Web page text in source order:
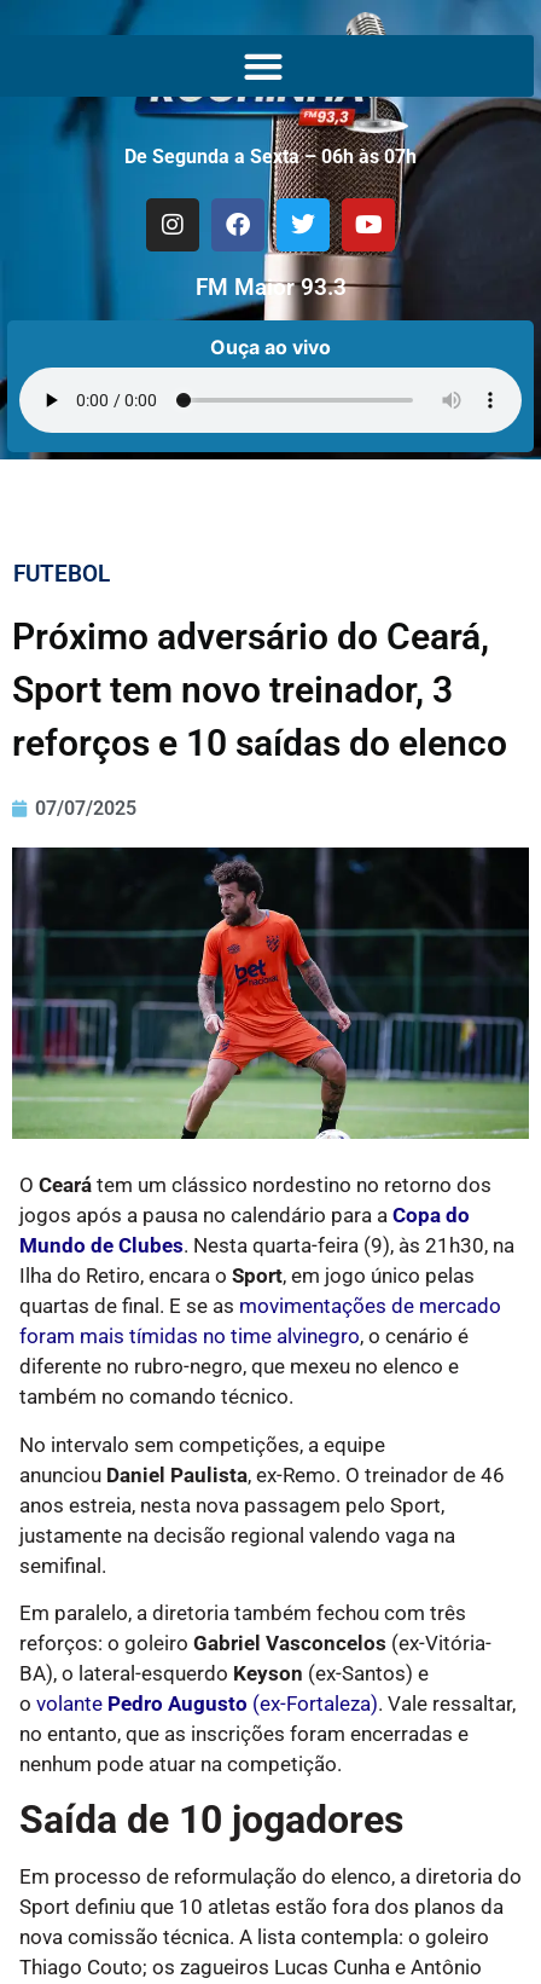
De Segunda a Sexta – 06h às 07h
FM Maior 93.3
Ouça ao vivo
FUTEBOL
Próximo adversário do Ceará,
Sport tem novo treinador, 3
reforços e 10 saídas do elenco
07/07/2025
O Ceará tem um clássico nordestino no retorno dos
jogos após a pausa no calendário para a Copa do
Mundo de Clubes. Nesta quarta-feira (9), às 21h30, na
Ilha do Retiro, encara o Sport, em jogo único pelas
quartas de final. E se as movimentações de mercado
foram mais tímidas no time alvinegro, o cenário é
diferente no rubro-negro, que mexeu no elenco e
também no comando técnico.
No intervalo sem competições, a equipe
anunciou Daniel Paulista, ex-Remo. O treinador de 46
anos estreia, nesta nova passagem pelo Sport,
justamente na decisão regional valendo vaga na
semifinal.
Em paralelo, a diretoria também fechou com três
reforços: o goleiro Gabriel Vasconcelos (ex-Vitória-
BA), o lateral-esquerdo Keyson (ex-Santos) e
o volante Pedro Augusto (ex-Fortaleza). Vale ressaltar,
no entanto, que as inscrições foram encerradas e
nenhum pode atuar na competição.
Saída de 10 jogadores
Em processo de reformulação do elenco, a diretoria do
Sport definiu que 10 atletas estão fora dos planos da
nova comissão técnica. A lista contempla: o goleiro
Thiago Couto; os zagueiros Lucas Cunha e Antônio